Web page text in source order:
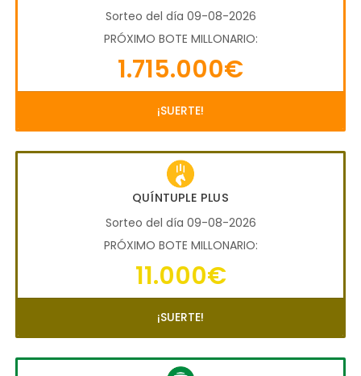
Sorteo del día 09-08-2026
PRÓXIMO BOTE MILLONARIO:
1.715.000€
¡SUERTE!
QUÍNTUPLE PLUS
Sorteo del día 09-08-2026
PRÓXIMO BOTE MILLONARIO:
11.000€
¡SUERTE!